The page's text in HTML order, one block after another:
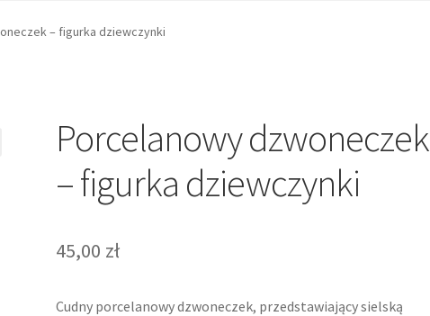
– figurka dziewczynki
Porcelanowy dzwoneczek
– figurka dziewczynki
45,00 zł
Cudny porcelanowy dzwoneczek, przedstawiający sielską